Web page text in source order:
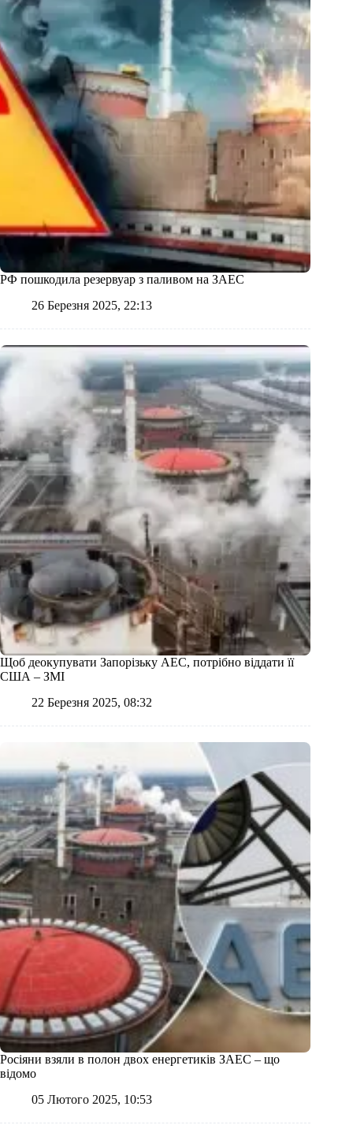
РФ пошкодила резервуар з паливом на ЗАЕС
26 Березня 2025, 22:13
Щоб деокупувати Запорізьку АЕС, потрібно віддати її
США – ЗМІ
22 Березня 2025, 08:32
Росіяни взяли в полон двох енергетиків ЗАЕС – що
відомо
05 Лютого 2025, 10:53